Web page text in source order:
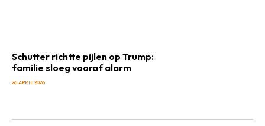
Schutter richtte pijlen op Trump:
familie sloeg vooraf alarm
26 APRIL 2026